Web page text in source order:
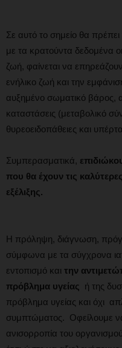
Σε αυτό το σημείο θα
με τα κρατούντα δεδομένα
ζωή, φαίνεται να
ενήλικο ζωή και την
αυξημένο σωματικό βάρος,
καταστάσεις (μεταβολικό
θυρεοειδοπάθειες και
Συμπερασματικά,
που θα έχουν τις
εξέλιξης.
Η πρόληψη, διάγνωση,
σύμφωνα με τα σύγχρονα
εντοπισμό και την
πρόβλημα υγείας
ή της
πρόβλημα υγείας και όχι
συμπτώματος. Οφείλουμε
ανισορροπία του